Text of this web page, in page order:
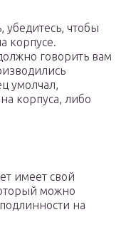
чтобы
корпусе.
говорить вам
умолчал,
корпуса, либо
имеет свой
можно
на